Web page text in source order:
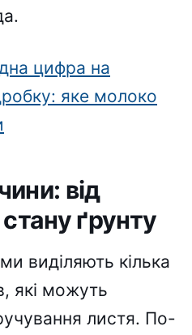
цифра на
яке молоко
від
ґрунту
виділяють кілька
які можуть
листя. По-